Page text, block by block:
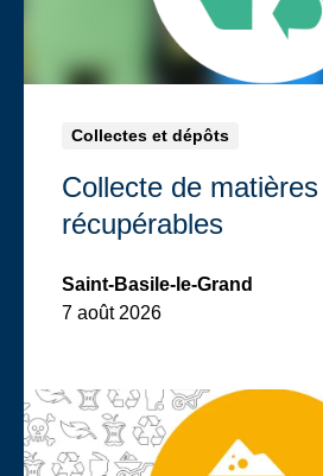
Collectes et dépôts
Collecte de matières
récupérables
Saint-Basile-le-Grand
7 août 2026